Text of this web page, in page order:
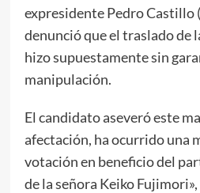
expresidente Pedro Castillo
denunció que el traslado de
hizo supuestamente sin
manipulación.
El candidato aseveró este
afectación, ha ocurrido una
votación en beneficio del
de la señora Keiko